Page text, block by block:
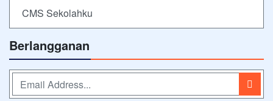
CMS Sekolahku
Berlangganan